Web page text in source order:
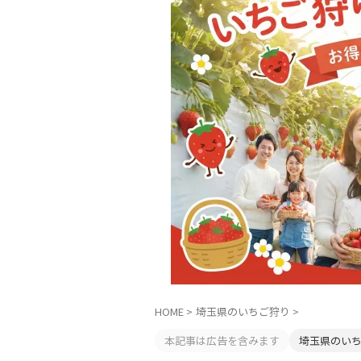
HOME > 埼玉県のいちご狩り >
本記事は広告を含みます
埼玉県のい